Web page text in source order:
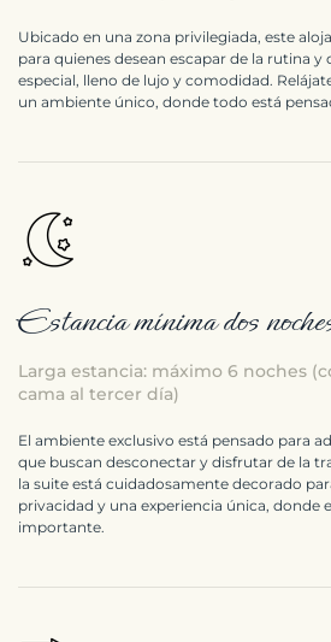
Ubicado en una zona privilegiada, este
para quienes desean escapar de la rutina
especial, lleno de lujo y comodidad.
un ambiente único, donde todo está
Estancia mínima dos
Larga estancia: máximo 6 noches
cama al tercer día)
El ambiente exclusivo está pensado para
que buscan desconectar y disfrutar de la
la suite está cuidadosamente decorado
privacidad y una experiencia única, donde
importante.